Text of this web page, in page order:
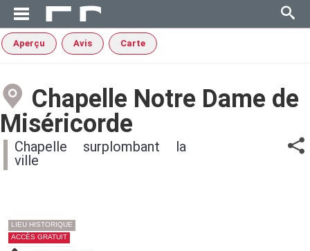
Aperçu Avis Carte
Chapelle Notre Dame de
Miséricorde
Chapelle surplombant la
ville
LIEU HISTORIQUE
ACCÈS GRATUIT